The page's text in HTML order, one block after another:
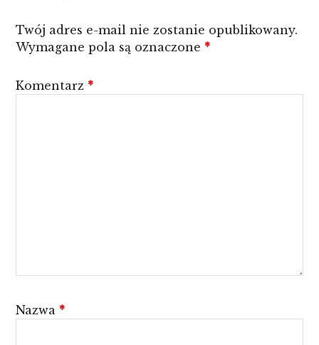
Twój adres e-mail nie zostanie opublikowany.
Wymagane pola są oznaczone *
Komentarz *
Nazwa *